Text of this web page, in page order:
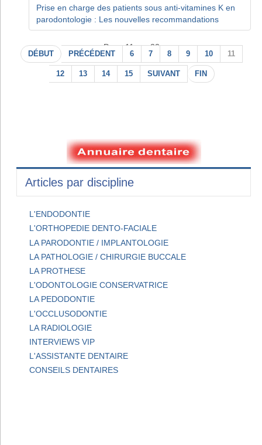
Prise en charge des patients sous anti-vitamines K en
parodontologie : Les nouvelles recommandations
Page 11 sur 22
DÉBUT PRÉCÉDENT 6 7 8 9 10 11
12 13 14 15 SUIVANT FIN
Articles par discipline
L'ENDODONTIE
L'ORTHOPEDIE DENTO-FACIALE
LA PARODONTIE / IMPLANTOLOGIE
LA PATHOLOGIE / CHIRURGIE BUCCALE
LA PROTHESE
L'ODONTOLOGIE CONSERVATRICE
LA PEDODONTIE
L'OCCLUSODONTIE
LA RADIOLOGIE
INTERVIEWS VIP
L'ASSISTANTE DENTAIRE
CONSEILS DENTAIRES